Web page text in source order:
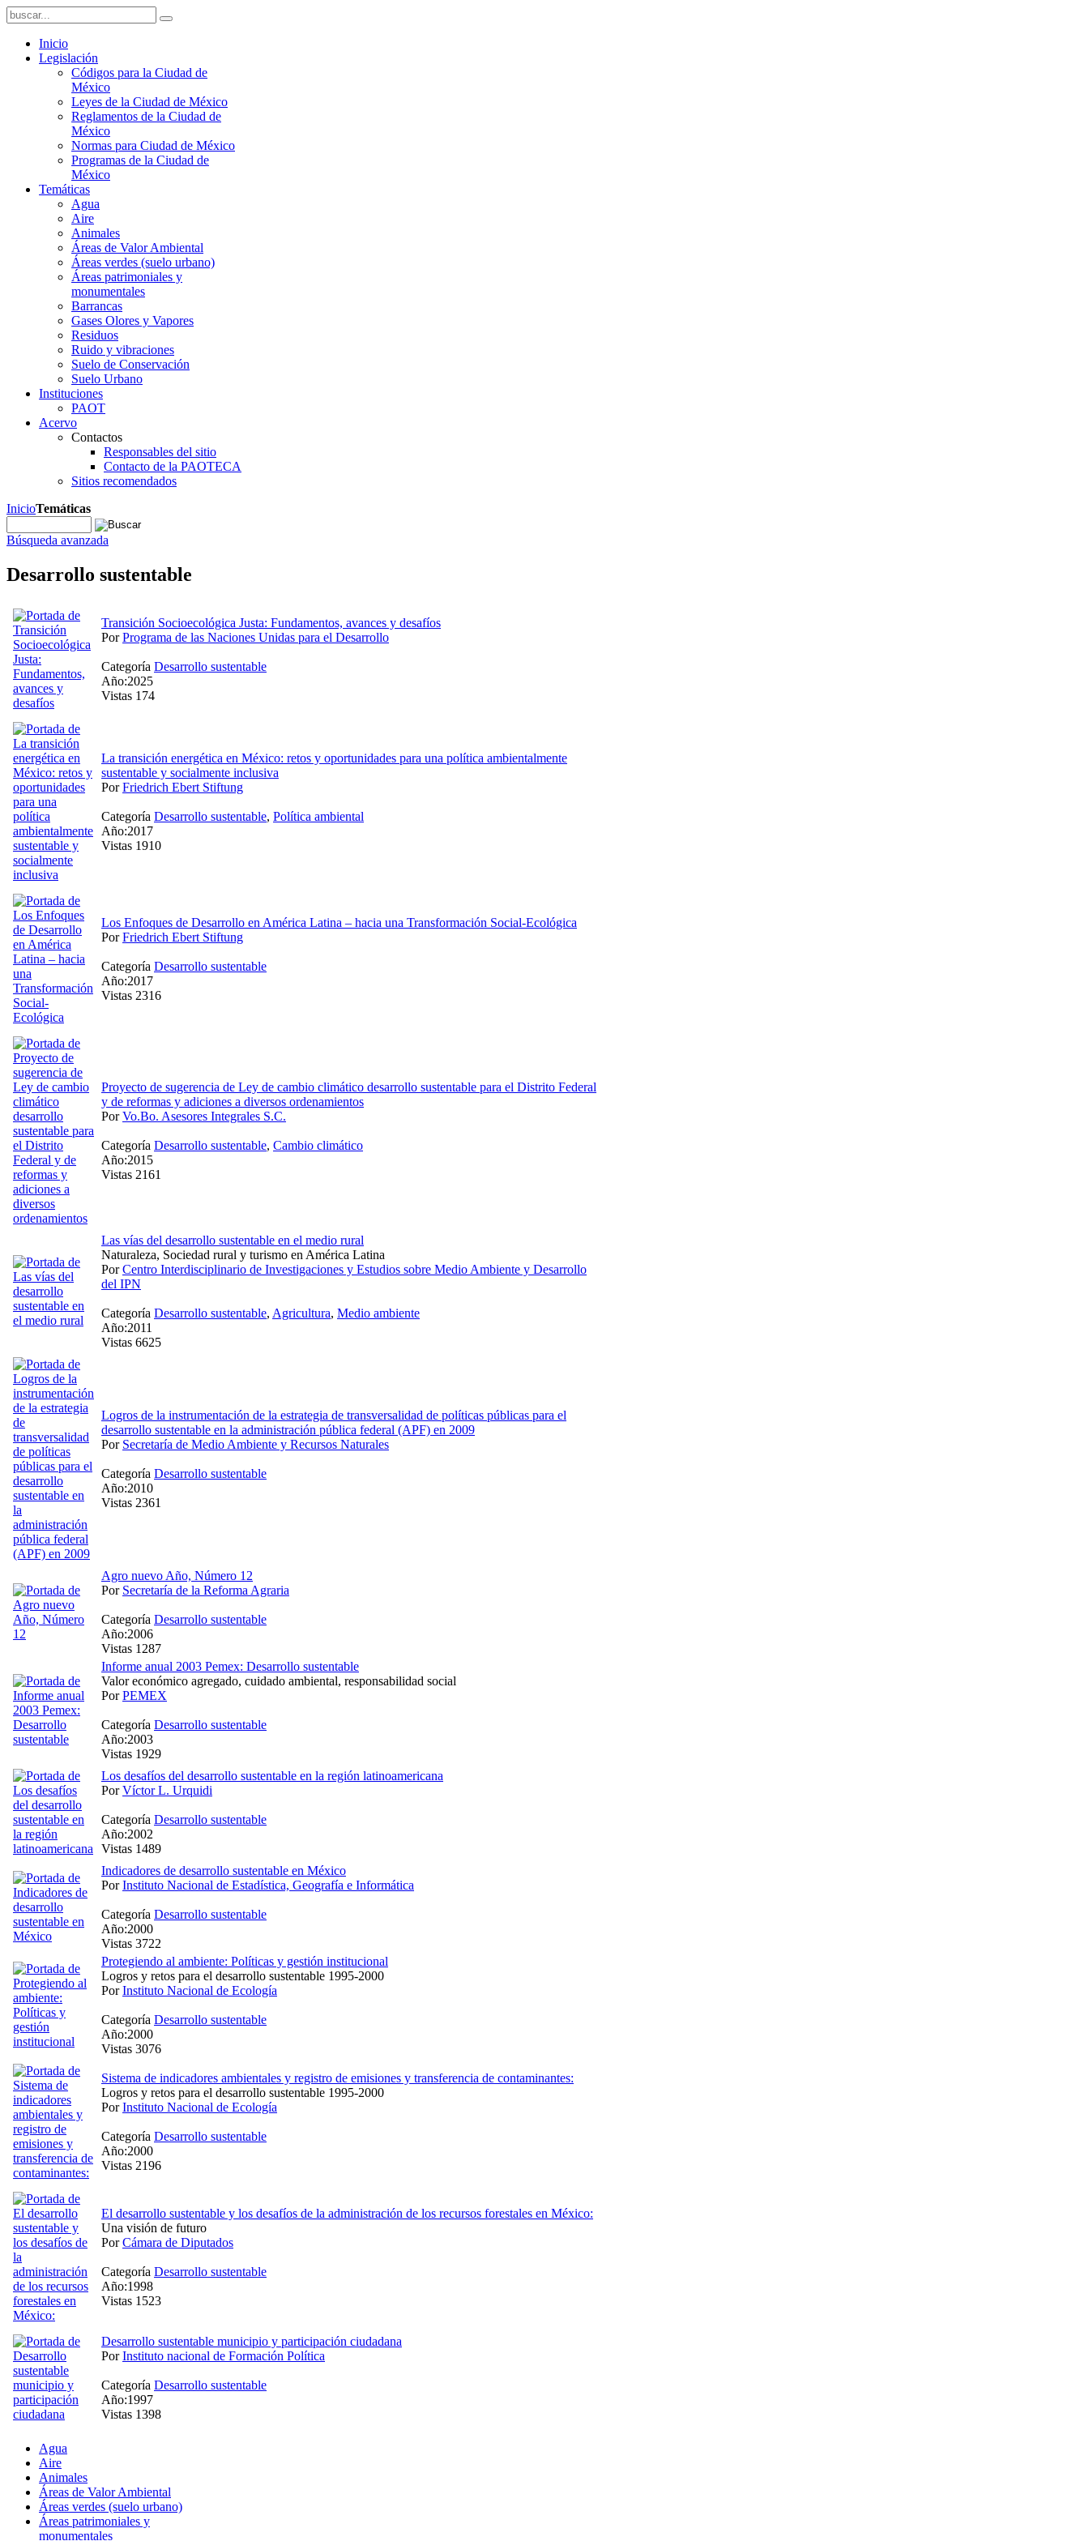
Inicio
Legislación
Códigos para la Ciudad de
México
Leyes de la Ciudad de México
Reglamentos de la Ciudad de
México
Normas para Ciudad de México
Programas de la Ciudad de
México
Temáticas
Agua
Aire
Animales
Áreas de Valor Ambiental
Áreas verdes (suelo urbano)
Áreas patrimoniales y
monumentales
Barrancas
Gases Olores y Vapores
Residuos
Ruido y vibraciones
Suelo de Conservación
Suelo Urbano
Instituciones
PAOT
Acervo
Contactos
Responsables del sitio
Contacto de la PAOTECA
Sitios recomendados
InicioTemáticas
Búsqueda avanzada
Desarrollo sustentable
Transición Socioecológica Justa: Fundamentos, avances y desafíos
PorPrograma de las Naciones Unidas para el Desarrollo
Categoría Desarrollo sustentable
Año:2025
Vistas 174
La transición energética en México: retos y oportunidades para una política ambientalmente
sustentable y socialmente inclusiva
PorFriedrich Ebert Stiftung
Categoría Desarrollo sustentable, Política ambiental
Año:2017
Vistas 1910
Los Enfoques de Desarrollo en América Latina – hacia una Transformación Social-Ecológica
PorFriedrich Ebert Stiftung
Categoría Desarrollo sustentable
Año:2017
Vistas 2316
Proyecto de sugerencia de Ley de cambio climático desarrollo sustentable para el Distrito Federal
y de reformas y adiciones a diversos ordenamientos
PorVo.Bo. Asesores Integrales S.C.
Categoría Desarrollo sustentable, Cambio climático
Año:2015
Vistas 2161
Las vías del desarrollo sustentable en el medio rural
Naturaleza, Sociedad rural y turismo en América Latina
PorCentro Interdisciplinario de Investigaciones y Estudios sobre Medio Ambiente y Desarrollo
del IPN
Categoría Desarrollo sustentable, Agricultura, Medio ambiente
Año:2011
Vistas 6625
Logros de la instrumentación de la estrategia de transversalidad de políticas públicas para el
desarrollo sustentable en la administración pública federal (APF) en 2009
Por Secretaría de Medio Ambiente y Recursos Naturales
Categoría Desarrollo sustentable
Año:2010
Vistas 2361
Agro nuevo Año, Número 12
Por Secretaría de la Reforma Agraria
Categoría Desarrollo sustentable
Año:2006
Vistas 1287
Informe anual 2003 Pemex: Desarrollo sustentable
Valor económico agregado, cuidado ambiental, responsabilidad social
PorPEMEX
Categoría Desarrollo sustentable
Año:2003
Vistas 1929
Los desafíos del desarrollo sustentable en la región latinoamericana
PorVíctor L. Urquidi
Categoría Desarrollo sustentable
Año:2002
Vistas 1489
Indicadores de desarrollo sustentable en México
PorInstituto Nacional de Estadística, Geografía e Informática
Categoría Desarrollo sustentable
Año:2000
Vistas 3722
Protegiendo al ambiente: Políticas y gestión institucional
Logros y retos para el desarrollo sustentable 1995-2000
PorInstituto Nacional de Ecología
Categoría Desarrollo sustentable
Año:2000
Vistas 3076
Sistema de indicadores ambientales y registro de emisiones y transferencia de contaminantes:
Logros y retos para el desarrollo sustentable 1995-2000
PorInstituto Nacional de Ecología
Categoría Desarrollo sustentable
Año:2000
Vistas 2196
El desarrollo sustentable y los desafíos de la administración de los recursos forestales en México:
Una visión de futuro
PorCámara de Diputados
Categoría Desarrollo sustentable
Año:1998
Vistas 1523
Desarrollo sustentable municipio y participación ciudadana
PorInstituto nacional de Formación Política
Categoría Desarrollo sustentable
Año:1997
Vistas 1398
Agua
Aire
Animales
Áreas de Valor Ambiental
Áreas verdes (suelo urbano)
Áreas patrimoniales y
monumentales